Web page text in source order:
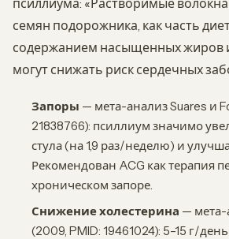
псиллиума: «Растворимые
семян подорожника, как часть
содержанием насыщенных жиров
могут снижать риск сердечных
Запоры — мета-анализ Suares и
21838766): псиллиум значимо
стула (на 1,9 раз/неделю) и
Рекомендован ACG как терапия
хроническом запоре.
Снижение холестерина — мета-
(2009, PMID: 19461024): 5–15 г/